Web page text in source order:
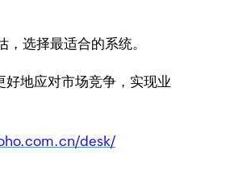
选择最适合的系统。
地应对市场竞争，实现业
desk/